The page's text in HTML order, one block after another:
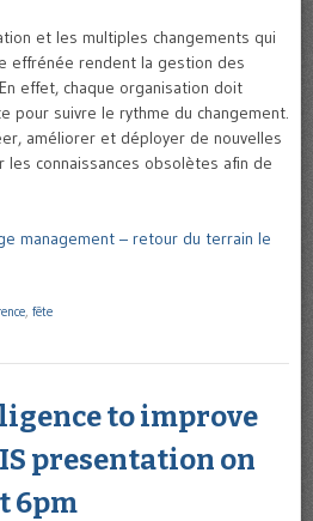
et les multiples changements qui
effrénée rendent la gestion des
effet, chaque organisation doit
pour suivre le rythme du changement.
améliorer et déployer de nouvelles
les connaissances obsolètes afin de
management – retour du terrain le
fête
to improve
presentation on
6pm